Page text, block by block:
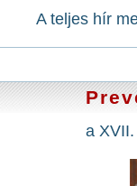
A teljes hír
a